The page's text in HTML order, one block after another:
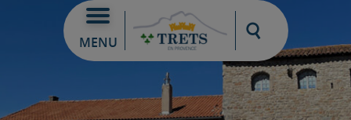
MENU
Moteur de